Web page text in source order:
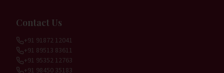
Contact Us
+91 91872 12041
+91 89513 83611
+91 95352 12763
+91 98450 35183